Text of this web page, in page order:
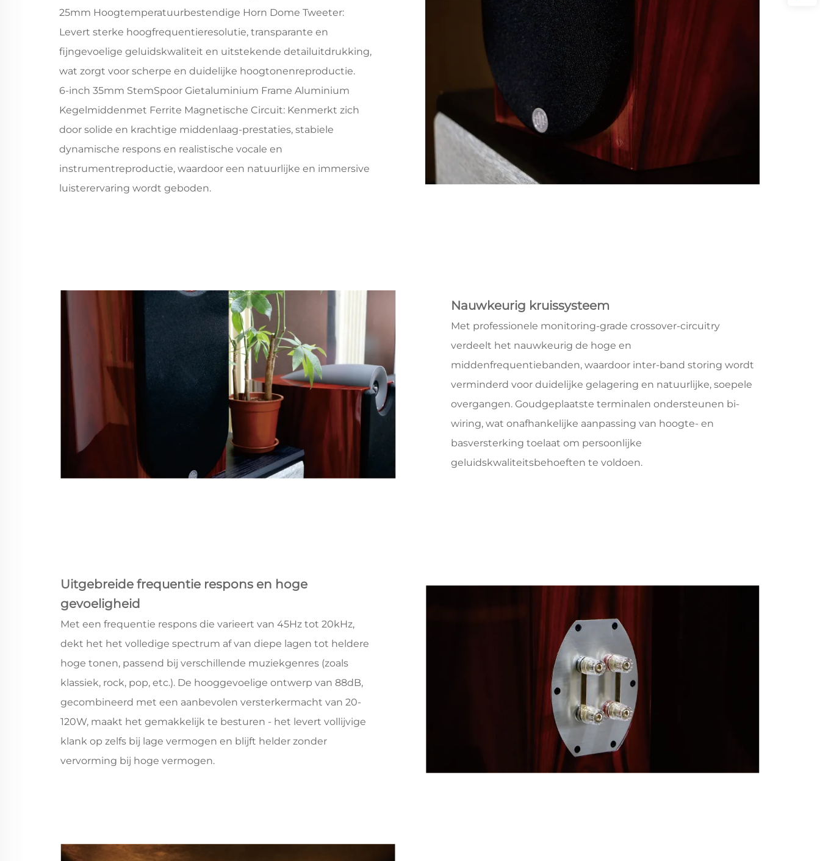
25mm Hoogtemperatuurbestendige Horn Dome Tweeter:
Levert sterke hoogfrequentieresolutie, transparante en
fijngevoelige geluidskwaliteit en uitstekende detailuitdrukking,
wat zorgt voor scherpe en duidelijke hoogtonenreproductie.
6-inch 35mm StemSpoor Gietaluminium Frame Aluminium
Kegelmiddenmet Ferrite Magnetische Circuit: Kenmerkt zich
door solide en krachtige middenlaag-prestaties, stabiele
dynamische respons en realistische vocale en
instrumentreproductie, waardoor een natuurlijke en immersive
luisterervaring wordt geboden.
Nauwkeurig kruissysteem
Met professionele monitoring-grade crossover-circuitry
verdeelt het nauwkeurig de hoge en
middenfrequentiebanden, waardoor inter-band storing wordt
verminderd voor duidelijke gelagering en natuurlijke, soepele
overgangen. Goudgeplaatste terminalen ondersteunen bi-
wiring, wat onafhankelijke aanpassing van hoogte- en
basversterking toelaat om persoonlijke
geluidskwaliteitsbehoeften te voldoen.
Uitgebreide frequentie respons en hoge
gevoeligheid
Met een frequentie respons die varieert van 45Hz tot 20kHz,
dekt het het volledige spectrum af van diepe lagen tot heldere
hoge tonen, passend bij verschillende muziekgenres (zoals
klassiek, rock, pop, etc.). De hooggevoelige ontwerp van 88dB,
gecombineerd met een aanbevolen versterkermacht van 20-
120W, maakt het gemakkelijk te besturen - het levert vollijvige
klank op zelfs bij lage vermogen en blijft helder zonder
vervorming bij hoge vermogen.